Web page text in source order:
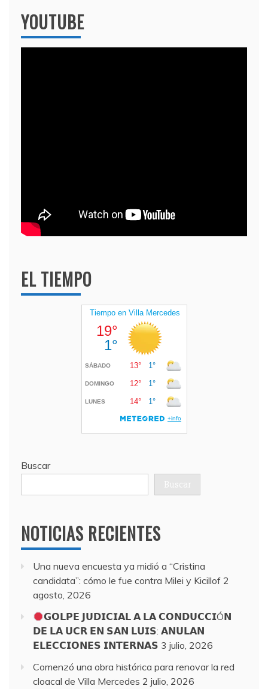
YOUTUBE
EL TIEMPO
Buscar
Buscar
NOTICIAS RECIENTES
Una nueva encuesta ya midió a “Cristina
candidata”: cómo le fue contra Milei y Kicillof 2
agosto, 2026
𝗚𝗢𝗟𝗣𝗘 𝗝𝗨𝗗𝗜𝗖𝗜𝗔𝗟 𝗔 𝗟𝗔 𝗖𝗢𝗡𝗗𝗨𝗖𝗖𝗜Ó𝗡
𝗗𝗘 𝗟𝗔 𝗨𝗖𝗥 𝗘𝗡 𝗦𝗔𝗡 𝗟𝗨𝗜𝗦: 𝗔𝗡𝗨𝗟𝗔𝗡
𝗘𝗟𝗘𝗖𝗖𝗜𝗢𝗡𝗘𝗦 𝗜𝗡𝗧𝗘𝗥𝗡𝗔𝗦 3 julio, 2026
Comenzó una obra histórica para renovar la red
cloacal de Villa Mercedes 2 julio, 2026